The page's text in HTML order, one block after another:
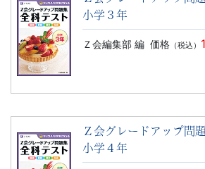
小学３年
Ｚ会編集部 編 価格（税込）
Ｚ会グレードアップ
小学４年